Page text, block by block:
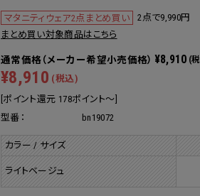
マタニティウェア2点まとめ買い
2点で9,990円
まとめ買い対象商品はこちら
¥8,910 (
¥8,910 (税込)
[ポイント還元 178ポイント～]
型番：
bn19072
カラー / サイズ
ライトベージュ